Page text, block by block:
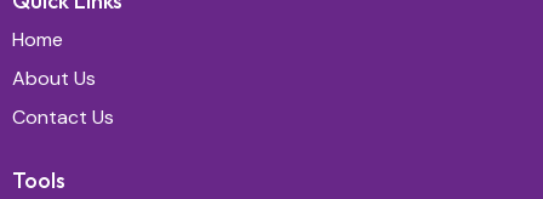
Home
About Us
Contact Us
Tools